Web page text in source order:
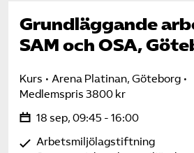
Grundläggande
SAM och OSA,
Kurs
Arena Platinan, Göteborg
Medlemspris 3800 kr
18 sep, 09:45 - 16:00
Arbetsmiljölagstiftning